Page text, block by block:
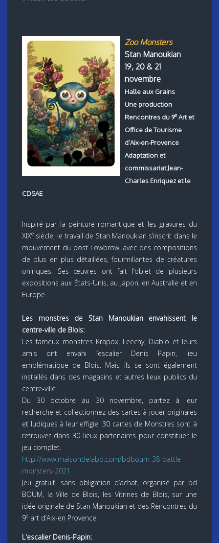
Zoo Monsters
Stan Manoukian
19, 20 & 21
novembre
Halle aux Grains
Une production
Rencontres du 9eArt et
Office de Tourisme
d’Aix-en-Provence
Adaptation et
commissariat Jean-
Charles Enriquez et le
CDSAE
Inspiré par la peinture romantique et les gravures du
XIXe siècle, le travail de Stan Manoukian s’inscrit dans le
mouvement du post Lowbrow, avec des compositions
de plus en plus détaillées, fourmillantes de créatures
oniriques. Ses œuvres ont fait l’objet de plusieurs
expositions aux États-Unis, au Japon, en Australie et en
Europe.
Les monstres de Stan Manoukian envahissent le
centre-ville de Blois:
Les fameux monstres Krapox, Leechy, Diablo et leurs
amis ont envahi l’escalier Denis Papin, lieu
emblématique de Blois. Mais ils se sont également
installés dans des magasins et autres lieux publics du
centre-ville.
Du 30 octobre au 30 novembre, partez à leur
recherche et collectionnez des cartes à jouer originales
et ludiques à leur effigie. 30 cartes de Monstres sont à
retrouver dans 30 lieux partenaires pour constituer le
jeu complet.
http://www.maisondelabd.com/bdboum-38-battle-
monsters-2021
Jeu gratuit, sans obligation d’achat, organisé par bd
BOUM, la Ville de Blois, les Vitrines de Blois, sur une
idée originale de Stan Manoukian et des Rencontres du
9e art d’Aix-en Provence.
L'escalier Denis-Papin: